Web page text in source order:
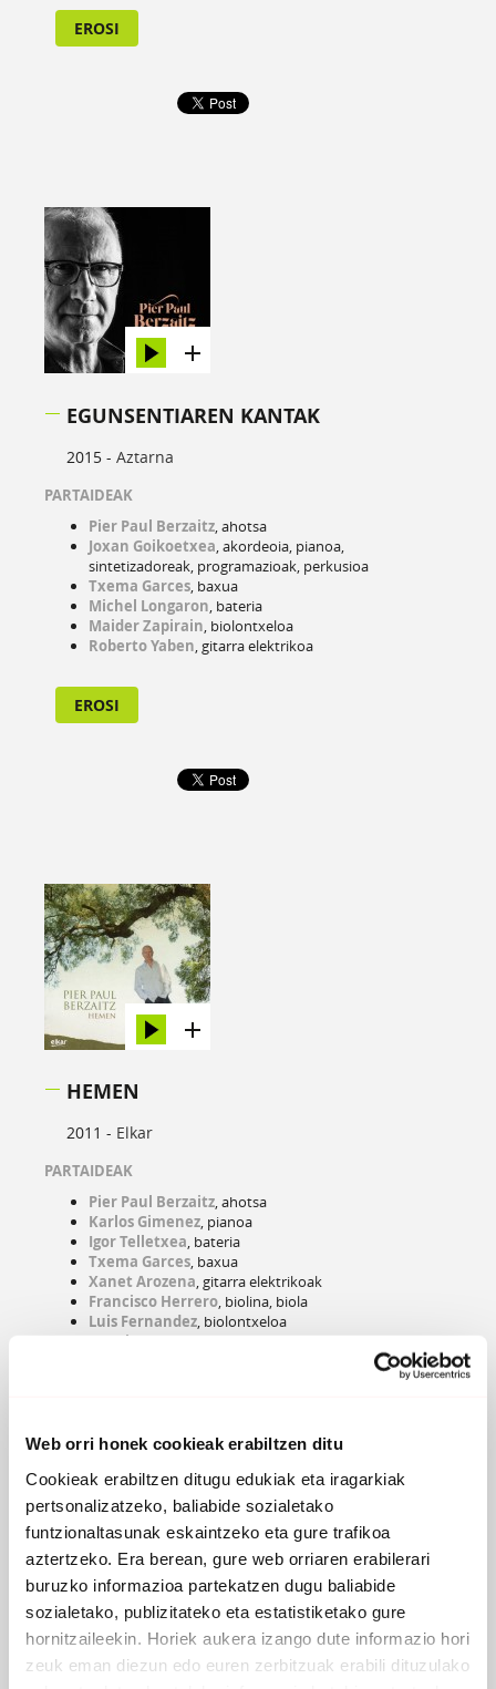
Web orri honek cookieak erabiltzen ditu
Cookieak erabiltzen ditugu edukiak eta iragarkiak
pertsonalizatzeko, baliabide sozialetako
funtzionaltasunak eskaintzeko eta gure trafikoa
aztertzeko. Era berean, gure web orriaren erabilerari
buruzko informazioa partekatzen dugu baliabide
sozialetako, publizitateko eta estatistiketako gure
hornitzaileekin. Horiek aukera izango dute informazio hori
zeuk eman diezun edo euren zerbitzuak erabili dituzulako
EROSI
EGUNSENTIAREN KANTAK
2015 - Aztarna
PARTAIDEAK
Pier Paul Berzaitz, ahotsa
Joxan Goikoetxea, akordeoia, pianoa,
sintetizadoreak, programazioak, perkusioa
Txema Garces, baxua
Michel Longaron, bateria
MaiderZapirain, biolontxeloa
RobertoYaben, gitarra elektrikoa
EROSI
HEMEN
2011 - Elkar
PARTAIDEAK
Pier Paul Berzaitz, ahotsa
Karlos Gimenez, pianoa
Igor Telletxea, bateria
Txema Garces, baxua
Xanet Arozena, gitarra elektrikoak
Francisco Herrero, biolina, biola
Luis Fernandez, biolontxeloa
Angel Unzu
EROSI